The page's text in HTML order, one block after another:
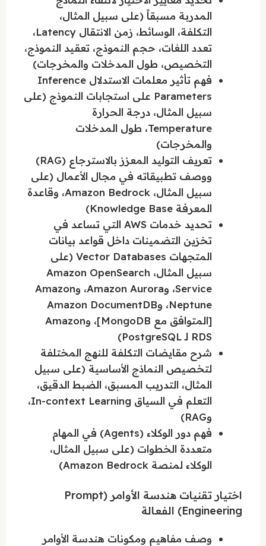
المدربة مسبقاً (على سبيل المثال،
التكلفة، الوسائط، زمن الانتقال Latency،
تعدد اللغات، حجم النموذج، تعقيد النموذج،
التخصيص، طول المدخلات والمخرجات)
فهم تأثير معلمات الاستدلال Inference
Parameters على استجابات النموذج (على
سبيل المثال، درجة الحرارة
Temperature، طول المدخلات
والمخرجات)
تعريف التوليد المعزز بالاسترجاع (RAG)
ووصف تطبيقاته في مجال الأعمال (على
سبيل المثال، Amazon Bedrock، وقاعدة
المعرفة Knowledge Base)
تحديد خدمات AWS التي تساعد في
تخزين التضمينات داخل قواعد بيانات
المتجهات Vector Databases (على
سبيل المثال، Amazon OpenSearch
Service، وAmazon Aurora، وAmazon
Neptune، وAmazon DocumentDB
[المتوافق مع MongoDB]، وAmazon
RDS لـ PostgreSQL)
شرح مقايضات التكلفة للنهج المختلفة
لتخصيص النماذج الأساسية (على سبيل
المثال، التدريب المسبق، الضبط الدقيق،
التعلم في السياق In-context Learning،
وRAG)
فهم دور الوكلاء (Agents) في المهام
متعددة الخطوات (على سبيل المثال،
الوكلاء لمنصة Amazon Bedrock)
اختيار تقنيات هندسة الأوامر (Prompt
Engineering) الفعالة
وصف مفاهيم ومكونات هندسة الأوامر